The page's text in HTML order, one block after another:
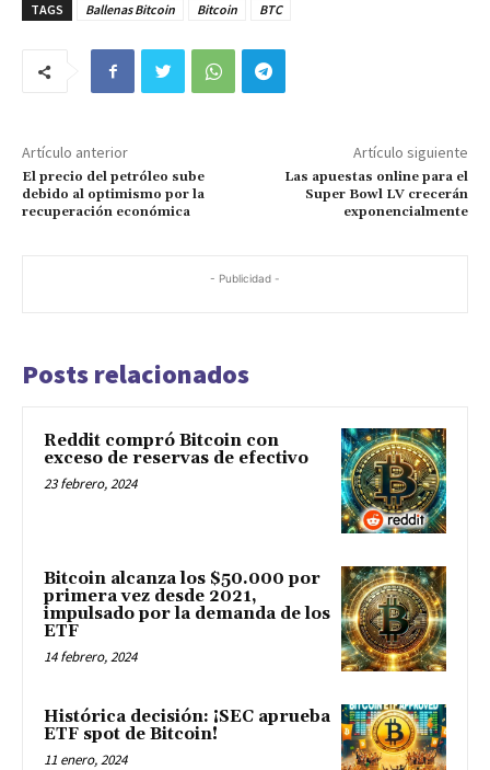
TAGS Ballenas Bitcoin Bitcoin BTC
Artículo anterior
El precio del petróleo sube
debido al optimismo por la
recuperación económica
Artículo siguiente
Las apuestas online para el
Super Bowl LV crecerán
exponencialmente
- Publicidad -
Posts relacionados
Reddit compró Bitcoin con
exceso de reservas de efectivo
23 febrero, 2024
Bitcoin alcanza los $50.000 por
primera vez desde 2021,
impulsado por la demanda de los
ETF
14 febrero, 2024
Histórica decisión: ¡SEC aprueba
ETF spot de Bitcoin!
11 enero, 2024